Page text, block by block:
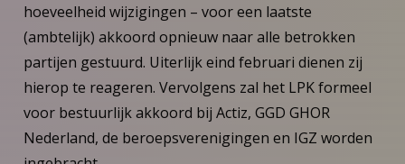
hoeveelheid wijzigingen – voor een laatste
(ambtelijk) akkoord opnieuw naar alle betrokken
partijen gestuurd. Uiterlijk eind februari dienen zij
hierop te reageren. Vervolgens zal het LPK formeel
voor bestuurlijk akkoord bij Actiz, GGD GHOR
Nederland, de beroepsverenigingen en IGZ worden